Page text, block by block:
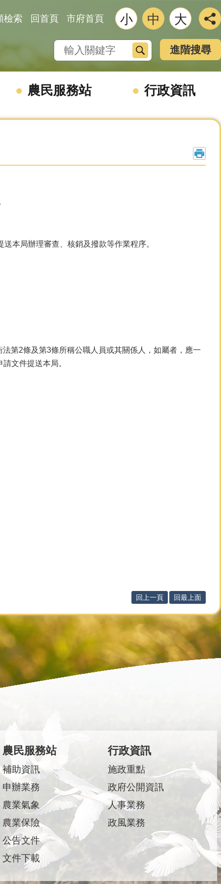
檢索 回首頁 市府首頁 小 中 大
搜尋 進階搜尋
農民服務站 行政資訊
本局辦理審查、核銷及撥款等作業程序。
第2條及第3條所稱公職人員或其關係人，如屬者，應一
文件提送本局。
回上一頁 回最上面
農民服務站
補助資訊
申辦業務
農業氣象
農業保險
公告文件
文件下載
行政資訊
施政重點
政府公開資訊
人事業務
政風業務